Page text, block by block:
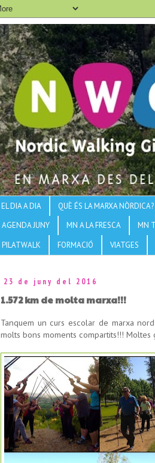
EL DIA A DIA QUÈ ÉS LA MARXA NÒRDICA?
AGENDA JUNY
MN A LA FRESCA MN
PILATWALK
FORMACIÓ VIATGES
23 de juny del 2016
1.572 km de molta marxa!!!
Tanquem un curs escolar de marxa
molts bons moments compartits!!!